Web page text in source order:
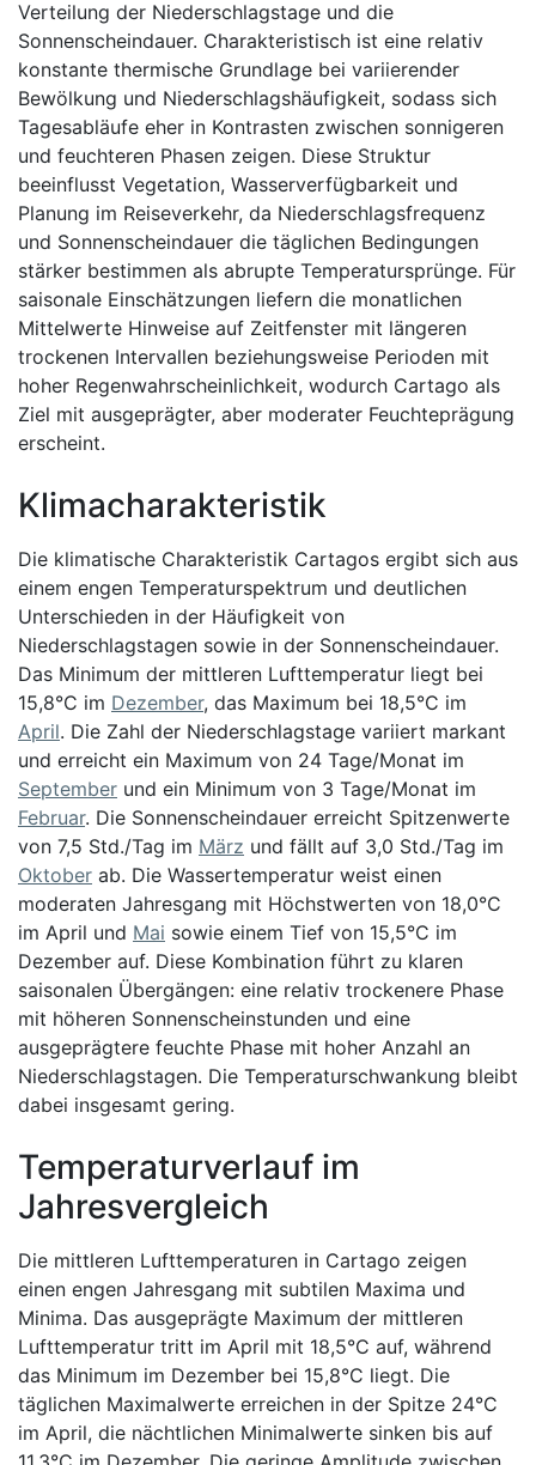
Verteilung der Niederschlagstage und die
Sonnenscheindauer. Charakteristisch ist eine relativ
konstante thermische Grundlage bei variierender
Bewölkung und Niederschlagshäufigkeit, sodass sich
Tagesabläufe eher in Kontrasten zwischen sonnigeren
und feuchteren Phasen zeigen. Diese Struktur
beeinflusst Vegetation, Wasserverfügbarkeit und
Planung im Reiseverkehr, da Niederschlagsfrequenz
und Sonnenscheindauer die täglichen Bedingungen
stärker bestimmen als abrupte Temperatursprünge. Für
saisonale Einschätzungen liefern die monatlichen
Mittelwerte Hinweise auf Zeitfenster mit längeren
trockenen Intervallen beziehungsweise Perioden mit
hoher Regenwahrscheinlichkeit, wodurch Cartago als
Ziel mit ausgeprägter, aber moderater Feuchteprägung
erscheint.
Klimacharakteristik
Die klimatische Charakteristik Cartagos ergibt sich aus
einem engen Temperaturspektrum und deutlichen
Unterschieden in der Häufigkeit von
Niederschlagstagen sowie in der Sonnenscheindauer.
Das Minimum der mittleren Lufttemperatur liegt bei
15,8°C im Dezember, das Maximum bei 18,5°C im
April. Die Zahl der Niederschlagstage variiert markant
und erreicht ein Maximum von 24 Tage/Monat im
September und ein Minimum von 3 Tage/Monat im
Februar. Die Sonnenscheindauer erreicht Spitzenwerte
von 7,5 Std./Tag im März und fällt auf 3,0 Std./Tag im
Oktober ab. Die Wassertemperatur weist einen
moderaten Jahresgang mit Höchstwerten von 18,0°C
im April und Mai sowie einem Tief von 15,5°C im
Dezember auf. Diese Kombination führt zu klaren
saisonalen Übergängen: eine relativ trockenere Phase
mit höheren Sonnenscheinstunden und eine
ausgeprägtere feuchte Phase mit hoher Anzahl an
Niederschlagstagen. Die Temperaturschwankung bleibt
dabei insgesamt gering.
Temperaturverlauf im
Jahresvergleich
Die mittleren Lufttemperaturen in Cartago zeigen
einen engen Jahresgang mit subtilen Maxima und
Minima. Das ausgeprägte Maximum der mittleren
Lufttemperatur tritt im April mit 18,5°C auf, während
das Minimum im Dezember bei 15,8°C liegt. Die
täglichen Maximalwerte erreichen in der Spitze 24°C
im April, die nächtlichen Minimalwerte sinken bis auf